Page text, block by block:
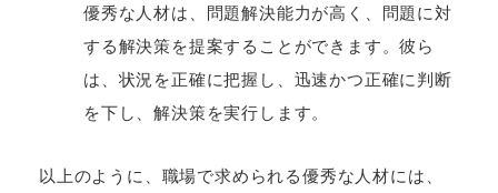
優秀な人材は、問題解決能力が高く、問題に対
する解決策を提案することができます。彼ら
は、状況を正確に把握し、迅速かつ正確に判断
を下し、解決策を実行します。
以上のように、職場で求められる優秀な人材には、